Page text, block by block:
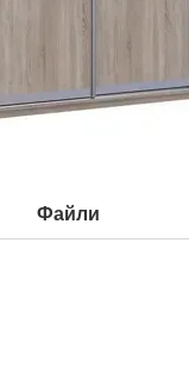
Файли